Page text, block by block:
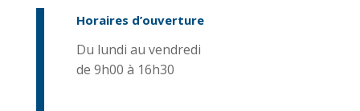
Horaires d’ouverture
Du lundi au vendredi
de 9h00 à 16h30